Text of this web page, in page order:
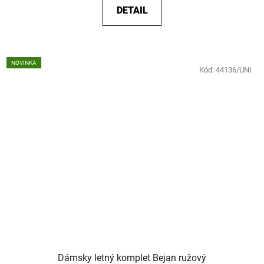
DETAIL
NOVINKA
Dámsky letný komplet Bejan ružový
Kód: 44136/UNI